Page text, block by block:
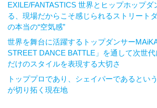
EXILE/FANTASTICS 世界とヒップホップダ
る、現場だからこそ感じられるストリート
の本当の“空気感”
世界を舞台に活躍するトップダンサー
STREET DANCE BATTLE」を通して次世
だけのスタイルを表現する大切さ
トッププロであり、シェイパーであるとい
が切り拓く現在地